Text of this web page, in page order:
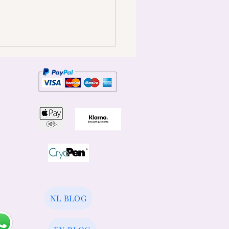
NL BLOG